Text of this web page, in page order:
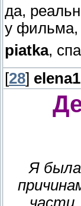
да,
у фильма,
piatka,
[28] elena1
Я была